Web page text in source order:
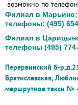
возможно по
Филиал в Марьино:
телефоны: (495)
Филиал в
телефоны (495)
Перервинский б-
Братиславская,
маршрутное такси №